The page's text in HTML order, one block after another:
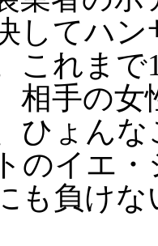
してハ
これまで
相手の
ひょん
のイエ
も負けな